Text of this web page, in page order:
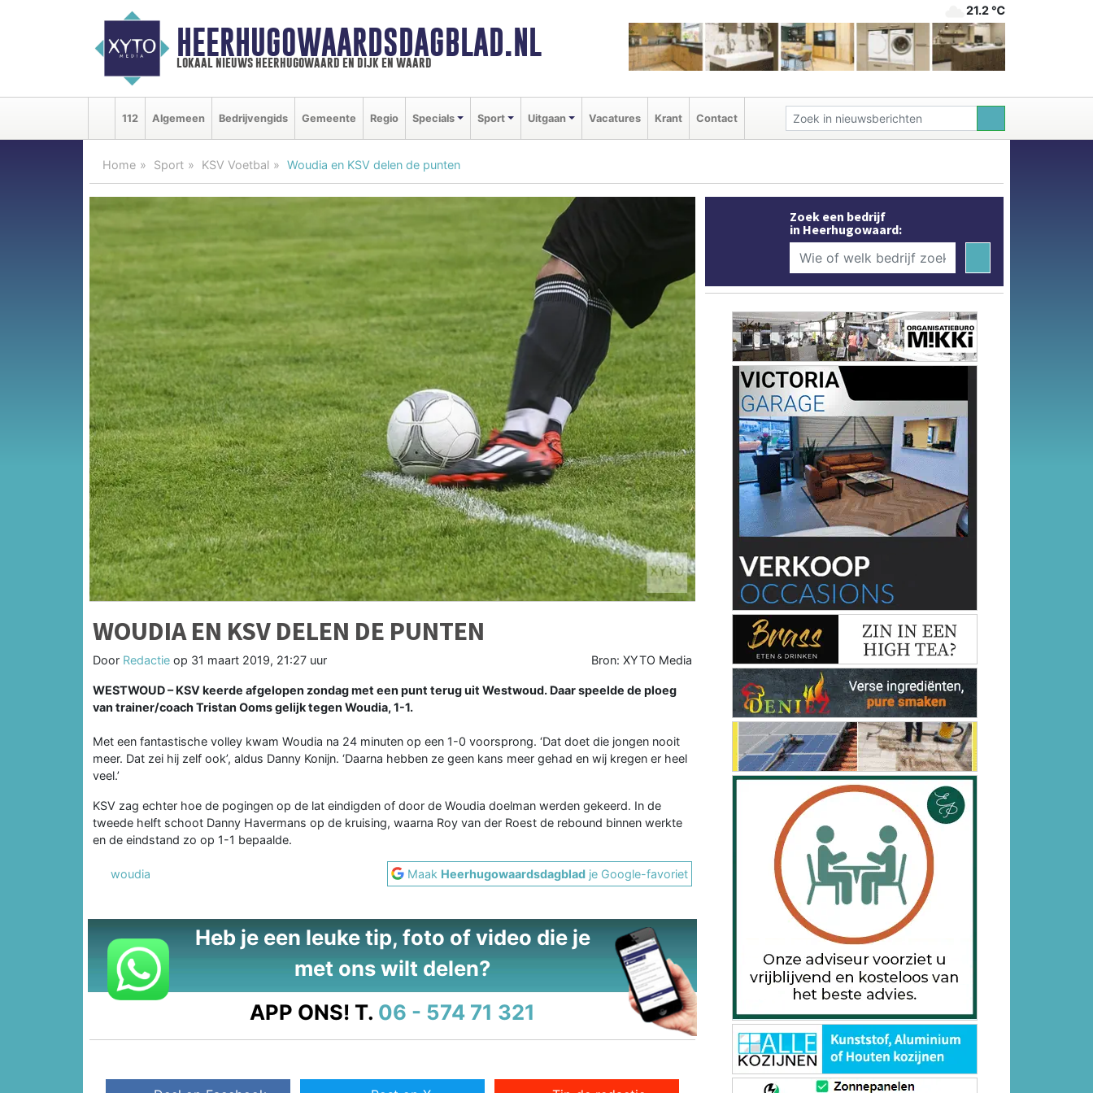
HEERHUGOWAARDSDAGBLAD.NL
lokaal nieuws heerhugowaard en dijk en waard
21.2 ℃
112 Algemeen Bedrijvengids Gemeente Regio Specials Sport Uitgaan Vacatures Krant Contact
Home Sport KSV Voetbal Woudia en KSV delen de punten
WOUDIA EN KSV DELEN DE PUNTEN
Door Redactie op 31 maart 2019, 21:27 uur Bron: XYTO Media
WESTWOUD –KSV keerde afgelopen zondag met een punt terug uit Westwoud. Daar speelde de ploeg
van trainer/coach Tristan Ooms gelijk tegen Woudia, 1-1.
Met een fantastische volley kwam Woudia na 24 minuten op een 1-0 voorsprong. ‘Dat doet die jongen nooit
meer. Dat zei hij zelf ook’, aldus Danny Konijn. ‘Daarna hebben ze geen kans meer gehad en wij kregen er heel
veel.’
KSV zag echter hoe de pogingen op de lat eindigden of door de Woudia doelman werden gekeerd. In de
tweede helft schoot Danny Havermans op de kruising, waarna Roy van der Roest de rebound binnen werkte
en de eindstand zo op 1-1 bepaalde.
woudia Maak Heerhugowaardsdagblad je Google-favoriet
Heb je een leuke tip, foto of video die je
met ons wilt delen?
APP ONS! T. 06 - 574 71 321
Zoek een bedrijf
in Heerhugowaard: